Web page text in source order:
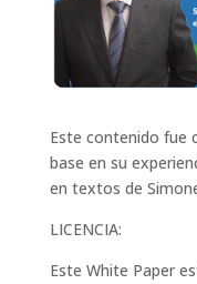
Este contenido fue
base en su
en textos de
LICENCIA:
Este White Paper